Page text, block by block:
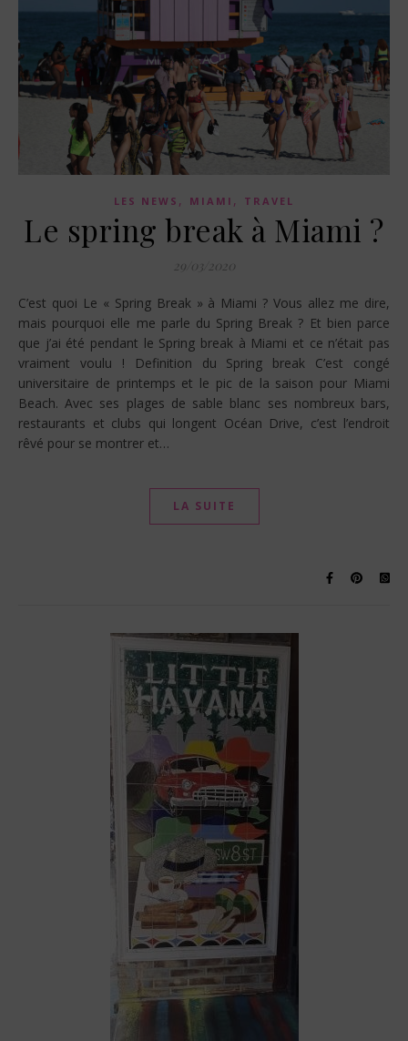
LES NEWS , MIAMI , TRAVEL
Le spring break à Miami ?
29/03/2020
C’est quoi Le « Spring Break » à Miami ? Vous allez me dire,
mais pourquoi elle me parle du Spring Break ? Et bien parce
que j’ai été pendant le Spring break à Miami et ce n’était pas
vraiment voulu ! Definition du Spring break C’est congé
universitaire de printemps et le pic de la saison pour Miami
Beach. Avec ses plages de sable blanc ses nombreux bars,
restaurants et clubs qui longent Océan Drive, c’est l’endroit
rêvé pour se montrer et…
LA SUITE